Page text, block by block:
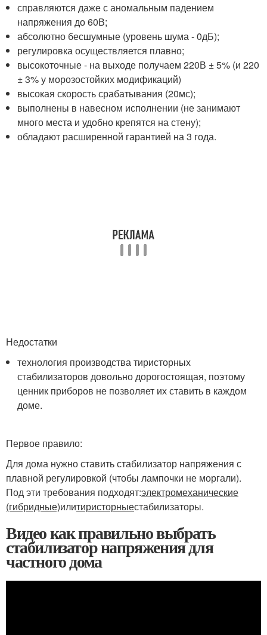
справляются даже с аномальным падением
напряжения до 60В;
абсолютно бесшумные (уровень шума - 0дБ);
регулировка осуществляется плавно;
высокоточные - на выходе получаем 220В ± 5% (и 220
± 3% у морозостойких модификаций)
высокая скорость срабатывания (20мс);
выполнены в навесном исполнении (не занимают
много места и удобно крепятся на стену);
обладают расширенной гарантией на 3 года.
Недостатки
технология производства тиристорных
стабилизаторов довольно дорогостоящая, поэтому
ценник приборов не позволяет их ставить в каждом
доме.
Первое правило:
Для дома нужно ставить стабилизатор напряжения с
плавной регулировкой (чтобы лампочки не моргали).
Под эти требования подходят:электромеханические
(гибридные)илитиристорныестабилизаторы.
Видео как правильно выбрать
стабилизатор напряжения для
частного дома